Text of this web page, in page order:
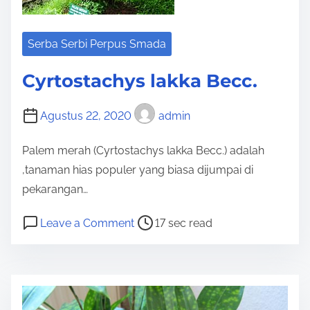
-
i
e
s
Serba Serbi Perpus Smada
Cyrtostachys lakka Becc.
Agustus 22, 2020 admin
Palem merah (Cyrtostachys lakka Becc.) adalah
,tanaman hias populer yang biasa dijumpai di
pekarangan…
Leave a Commento
r
P
r
17 sec read